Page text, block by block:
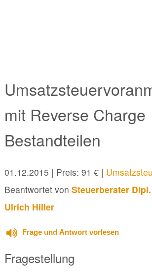
mit Reverse Charge
Bestandteilen
01.12.2015 | Preis: 91 € |
Beantwortet von Steuerberater
Ulrich Hiller
Frage und Antwort vorlesen
Fragestellung